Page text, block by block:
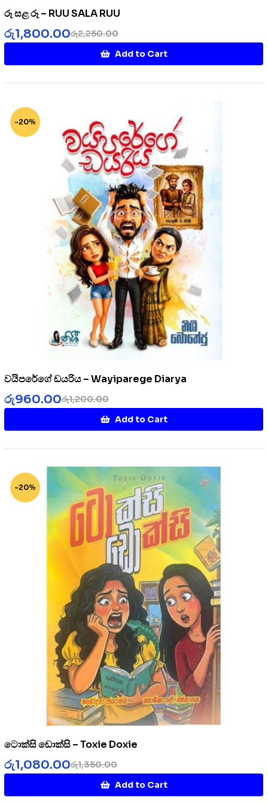
රූ සළ රූ – RUU SALA RUU
රු2,250.00
රු1,800.00
Add to Cart
-20%
වයිපරේගේ ඩයරිය – Wayiparege Diarya
රු1,200.00
රු960.00
Add to Cart
-20%
ටොක්සි ඩොක්සි – Toxie Doxie
රු1,350.00
රු1,080.00
Add to Cart